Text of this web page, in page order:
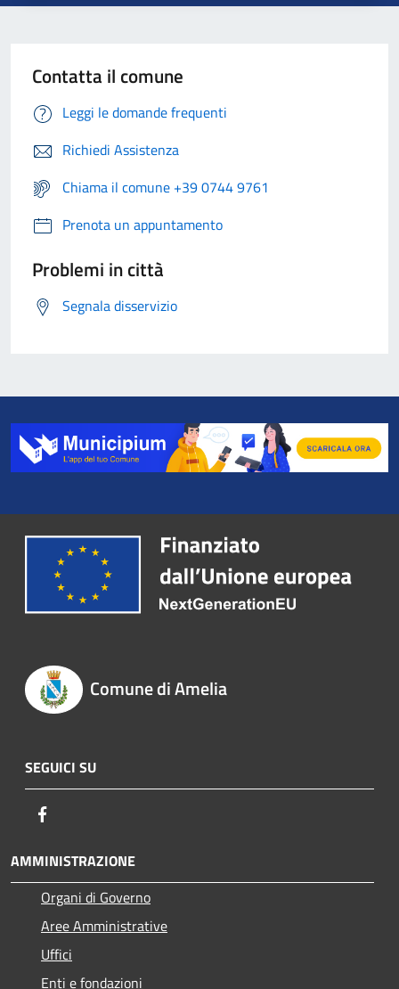
Contatta il comune
Leggi le domande frequenti
Richiedi Assistenza
Chiama il comune +39 0744 9761
Prenota un appuntamento
Problemi in città
Segnala disservizio
Comune di Amelia
SEGUICI SU
AMMINISTRAZIONE
Organi di Governo
Aree Amministrative
Uffici
Enti e fondazioni